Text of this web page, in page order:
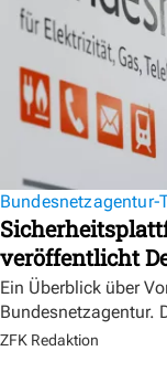
Bundesnetzagentur-
veröffentlicht
Ein Überblick über
Bundesnetzagentur.
ZFK Redaktion